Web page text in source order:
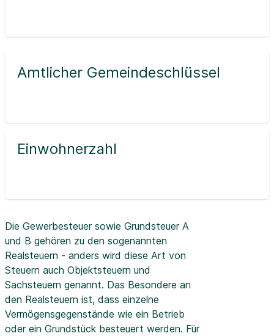
Amtlicher Gemeindeschlüssel
Einwohnerzahl
Die Gewerbesteuer sowie Grundsteuer A
und B gehören zu den sogenannten
Realsteuern - anders wird diese Art von
Steuern auch Objektsteuern und
Sachsteuern genannt. Das Besondere an
den Realsteuern ist, dass einzelne
Vermögensgegenstände wie ein Betrieb
oder ein Grundstück besteuert werden. Für